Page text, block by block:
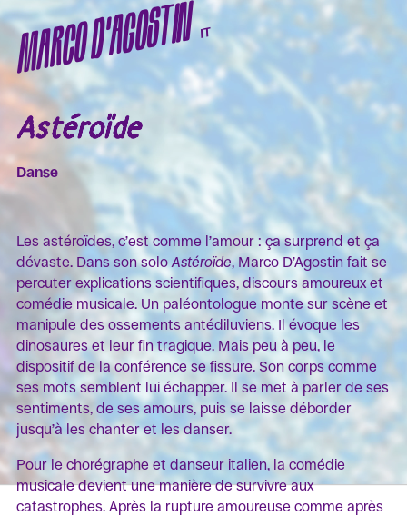
MARCO D'AGOSTINIT
Astéroïde
Danse
Les astéroïdes, c’est comme l’amour : ça surprend et ça
dévaste. Dans son soloAstéroïde, Marco D’Agostin fait se
percuter explications scientifiques, discours amoureux et
comédie musicale. Un paléontologue monte sur scène et
manipule des ossements antédiluviens. Il évoque les
dinosaures et leur fin tragique. Mais peu à peu, le
dispositif de la conférence se fissure. Son corps comme
ses mots semblent lui échapper. Il se met à parler de ses
sentiments, de ses amours, puis se laisse déborder
jusqu’à les chanter et les danser.
Pour le chorégraphe et danseur italien, la comédie
musicale devient une manière de survivre aux
catastrophes. Après la rupture amoureuse comme après